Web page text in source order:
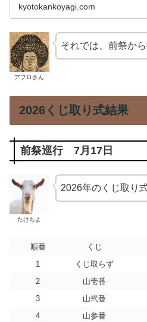
kyotokankoyagi.com
アフロさん
それでは、前祭から
2026くじ取り式結果
前祭巡行 7月17日
たけちよ
2026年のくじ取り
順番 くじ
1
くじ取らず
2
山壱番
3
山弐番
4
山参番